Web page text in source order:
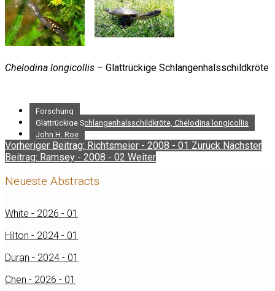
Chelodina longicollis – Glattrückige Schlangenhalsschildkröte
Forschung
Glattrückige Schlangenhalsschildkröte, Chelodina longicollis
John H. Roe
Vorheriger Beitrag: Richtsmeier - 2008 - 01 Zurück Nächster
Beitrag: Ramsey - 2008 - 02 Weiter
Neueste Abstracts
White - 2026 - 01
Hilton - 2024 - 01
Duran - 2024 - 01
Chen - 2026 - 01